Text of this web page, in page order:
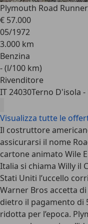
Plymouth Road Runner
€ 57.000
05/1972
3.000 km
Benzina
- (l/100 km)
Rivenditore
IT 24030Terno D'isola -
Visualizza tutte le
Il costruttore
assicurarsi il nome
cartone animato Wile
Italia si chiama Willy il
Stati Uniti l’uccello
Warner Bros accetta
dietro il pagamento di
ridotta per l’epoca.